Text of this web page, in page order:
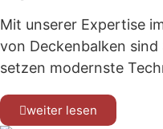
Mit unserer Expertise
von Deckenbalken
setzen modernste
weiter lesen